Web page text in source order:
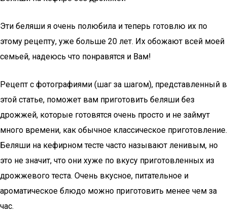
Эти беляши я очень полюбила и теперь готовлю их по
этому рецепту, уже больше 20 лет. Их обожают всей моей
семьей, надеюсь что понравятся и Вам!
Рецепт с фотографиями (шаг за шагом), представленный в
этой статье, поможет вам приготовить беляши без
дрожжей, которые готовятся очень просто и не займут
много времени, как обычное классическое приготовление.
Беляши на кефирном тесте часто называют ленивым, но
это не значит, что они хуже по вкусу приготовленных из
дрожжевого теста. Очень вкусное, питательное и
ароматическое блюдо можно приготовить менее чем за
час.